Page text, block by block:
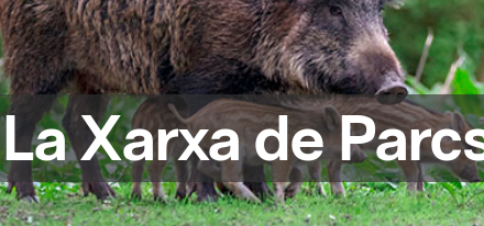
La Xarxa de